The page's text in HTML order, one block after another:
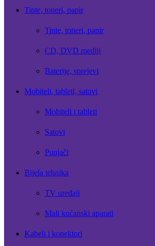
Tinte, toneri, papir
Tinte, toneri, papir
CD, DVD mediji
Baterije, sprejevi
Mobiteli, tableti, satovi
Mobiteli i tableti
Satovi
Punjači
Bijela tehnika
TV uređaji
Mali kućanski aparati
Kabeli i konektori